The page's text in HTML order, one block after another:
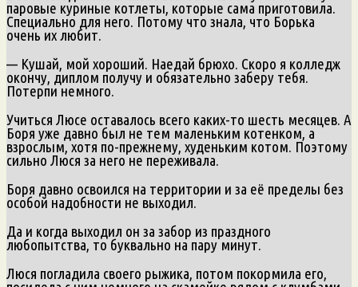
паровые куриные котлеты, которые сама приготовила.
Специально для него. Потому что знала, что Борька
очень их любит.
— Кушай, мой хороший. Наедай брюхо. Скоро я колледж
окончу, диплом получу и обязательно заберу тебя.
Потерпи немного.
Учиться Люсе оставалось всего каких-то шесть месяцев. А
Боря уже давно был не тем маленьким котенком, а
взрослым, хотя по-прежнему, худеньким котом. Поэтому
сильно Люся за него не переживала.
Боря давно освоился на территории и за её пределы без
особой надобности не выходил.
Да и когда выходил он за забор из праздного
любопытства, то буквально на пару минут.
Люся погладила своего рыжика, потом покормила его,